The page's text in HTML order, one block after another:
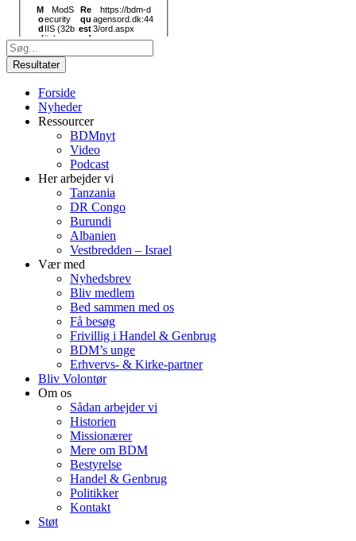
Search
...Resultater
Forside
Nyheder
Ressourcer
BDMnyt
Video
Podcast
Her arbejder vi
Tanzania
DR Congo
Burundi
Albanien
Vestbredden – Israel
Vær med
Nyhedsbrev
Bliv medlem
Bed sammen med os
Få besøg
Frivillig i Handel & Genbrug
BDM’s unge
Erhvervs- & Kirke-partner
Bliv Volontør
Om os
Sådan arbejder vi
Historien
Missionærer
Mere om BDM
Bestyrelse
Handel & Genbrug
Politikker
Kontakt
Støt